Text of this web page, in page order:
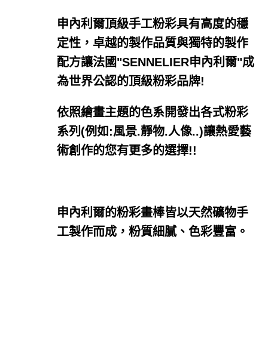
申內利爾頂級手工粉彩具有高度的穩
定性，卓越的製作品質與獨特的製作
配方讓法國"SENNELIER申內利爾"成
為世界公認的頂級粉彩品牌!
依照繪畫主題的色系開發出各式粉彩
系列(例如:風景.靜物.人像..)讓熱愛藝
術創作的您有更多的選擇!!
申內利爾的粉彩畫棒皆以天然礦物手
工製作而成，粉質細膩、色彩豐富。